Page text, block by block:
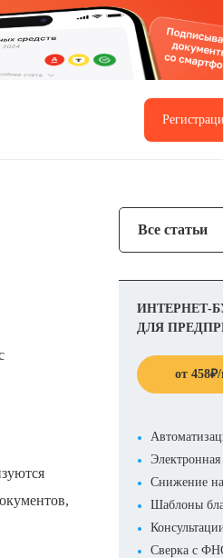
Все статьи
ИНТЕРНЕТ-
ДЛЯ
от 458₽/
Электронная
Снижение
Шаблоны
Сверка с